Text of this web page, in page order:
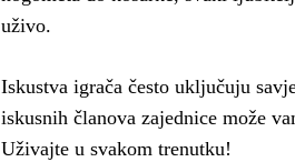
uživo.
Iskustva igrača često uključuju
iskusnih članova zajednice može
Uživajte u svakom trenutku!